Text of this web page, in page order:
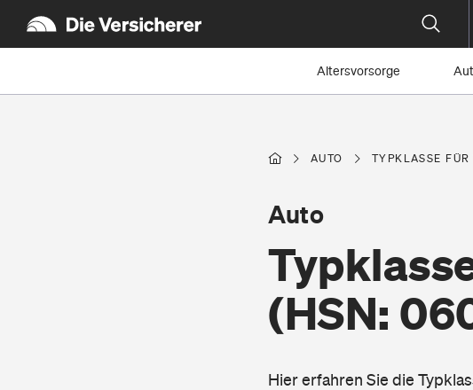
Altersvorsorge
AUTO TYPKLASSE
(HSN:
Auto
Hier erfahren Sie die